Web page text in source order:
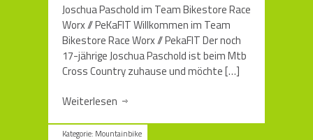
Joschua Paschold im Team Bikestore Race
Worx // PeKaFIT Willkommen im Team
Bikestore Race Worx // PekaFIT Der noch
17-jährige Joschua Paschold ist beim Mtb
Cross Country zuhause und möchte[…]
Weiterlesen
Kategorie: Mountainbike